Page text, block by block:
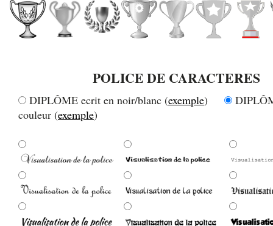
POLICE DE CARACTERES
DIPLÔME ecrit en noir/blanc (exemple)
couleur (exemple)